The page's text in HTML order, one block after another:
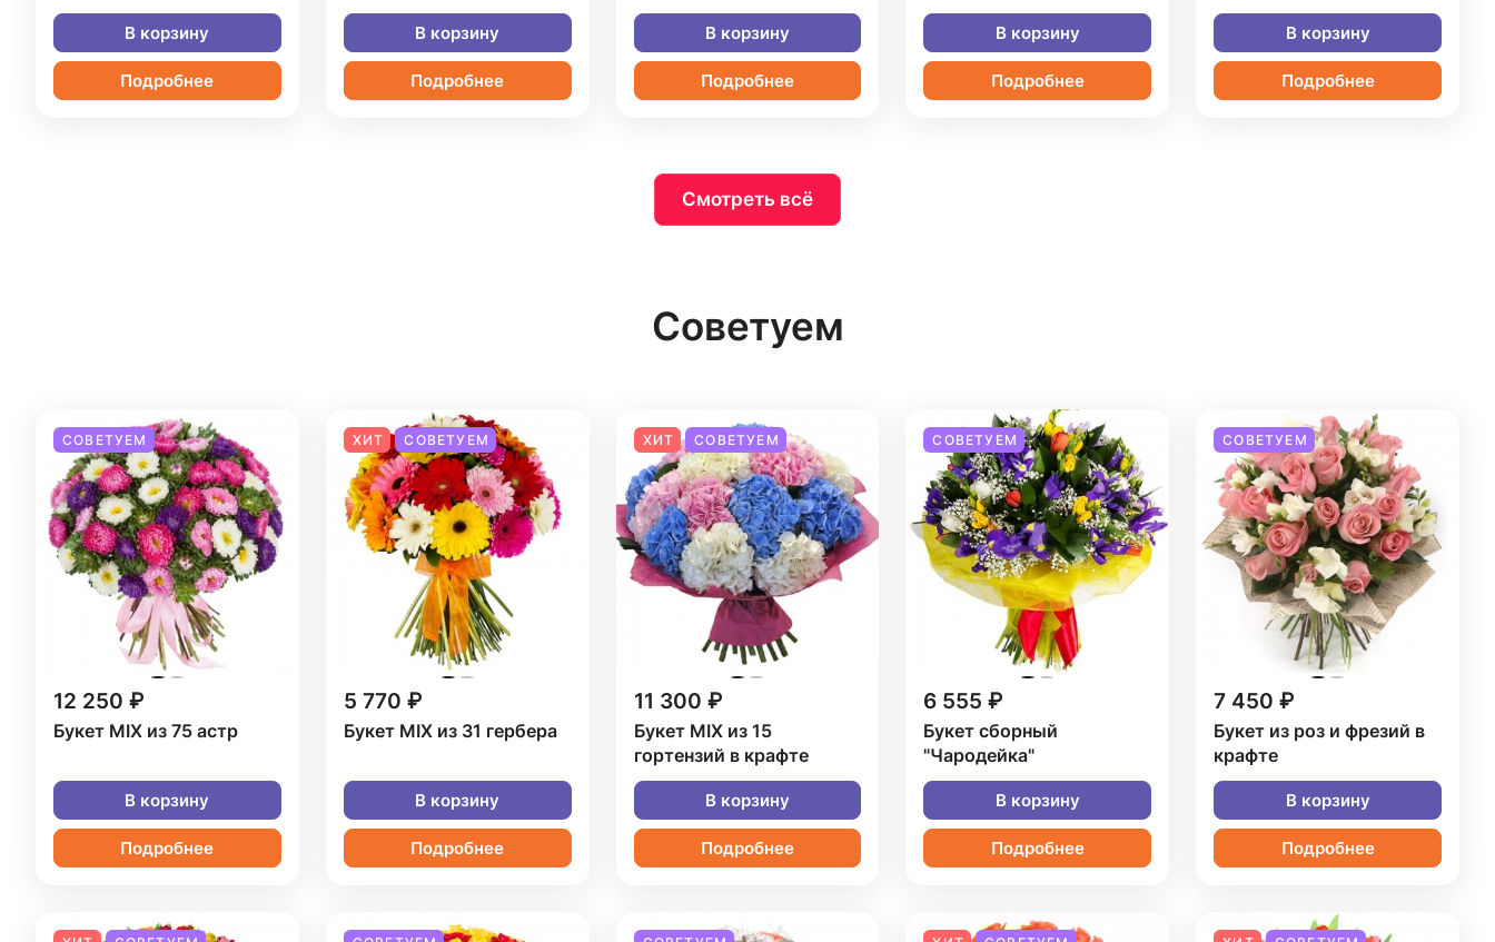
В корзину
Подробнее
В корзину
Подробнее
В корзину
Подробнее
В корзину
Подробнее
В корзину
Подробнее
Смотреть всё
Советуем
СОВЕТУЕМ
12 250 ₽
Букет MIX из 75 астр
В корзину
Подробнее
ХИТ СОВЕТУЕМ
5 770 ₽
Букет MIX из 31 гербера
В корзину
Подробнее
ХИТ СОВЕТУЕМ
11 300 ₽
Букет MIX из 15
гортензий в крафте
В корзину
Подробнее
СОВЕТУЕМ
6 555 ₽
Букет сборный
"Чародейка"
В корзину
Подробнее
СОВЕТУЕМ
7 450 ₽
Букет из роз и фрезий в
крафте
В корзину
Подробнее